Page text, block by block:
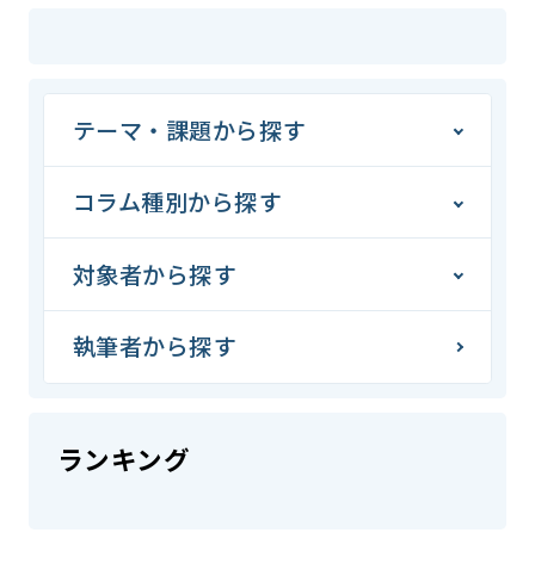
テーマ・課題から探す
コラム種別から探す
対象者から探す
執筆者から探す
ランキング